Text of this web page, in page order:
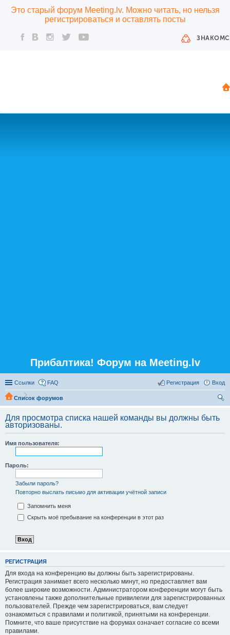
Это старый форум Meeting.lv. Можно читать, но нельзя
регистрироваться и оставлять посты
Прибалтика! Форум на Meeting.lv
Ссылки FAQ Вход
Регистрация
Список форумов
Для просмотра списка нашей команды вы должны быть
авторизованы.
Имя пользователя:
Пароль:
Забыли пароль?
Повторно выслать письмо для активации учётной записи
Запомнить меня
Скрыть моё пребывание на конференции в этот раз
РЕГИСТРАЦИЯ
Для входа на конференцию вы должны быть зарегистрированы.
Регистрация занимает всего несколько минут, но предоставляет вам
более широкие возможности. Администратором конференции могут быть
установлены также дополнительные привилегии для зарегистрированных
пользователей. Прежде чем зарегистрироваться, вам следует
ознакомиться с правилами и политикой, принятыми на конференции.
Помните, что ваше присутствие на форумах означает согласие со всеми
правилами.